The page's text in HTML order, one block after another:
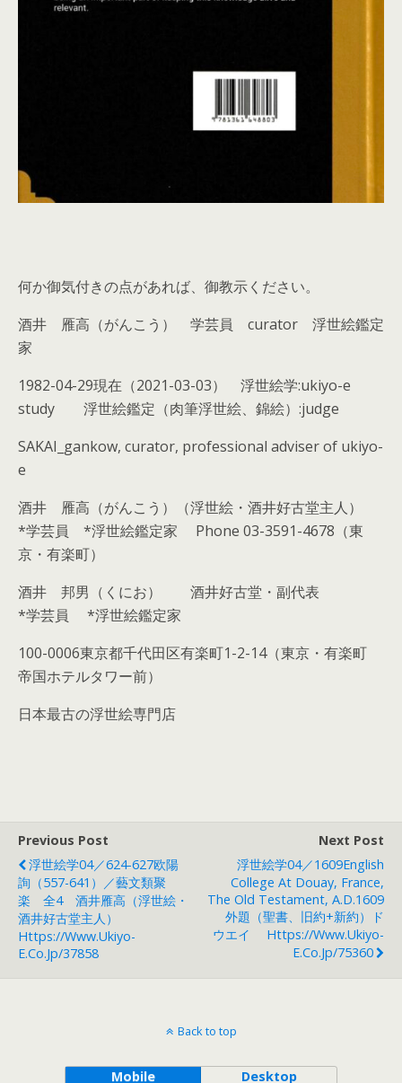
何か御気付きの点があれば、御教示ください。
酒井 雁高（がんこう） 学芸員 curator 浮世絵鑑定
家
1982-04-29現在（2021-03-03） 浮世絵学:ukiyo-e
study 浮世絵鑑定（肉筆浮世絵、錦絵） :judge
SAKAI_gankow, curator, professional adviser of ukiyo-
e
酒井 雁高（がんこう）（浮世絵・酒井好古堂主人）
*学芸員 *浮世絵鑑定家 Phone 03-3591-4678 （東
京・有楽町）
酒井 邦男（くにお） 酒井好古堂・副代表
*学芸員 *浮世絵鑑定家
100-0006東京都千代田区有楽町1-2-14（東京・有楽町
帝国ホテルタワー前）
日本最古の浮世絵専門店
Previous Post
浮世絵学04／624-627欧陽
詢（557-641）／藝文類聚
楽 全4 酒井雁高（浮世絵・
酒井好古堂主人）
Https://www.ukiyo-
E.co.jp/37858
Next Post
浮世絵学04／1609English
College At Douay, France,
The Old Testament, A.D.1609
外題（聖書、旧約+新約）ド
ウエイ Https://www.ukiyo-
E.co.jp/75360
Back to top
Mobile Desktop